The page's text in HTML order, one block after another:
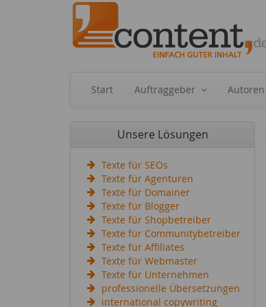
Start Auftraggeber Autoren
Unsere Lösungen
Texte für SEOs
Texte für Agenturen
Texte für Domainer
Texte für Blogger
Texte für Shopbetreiber
Texte für Communitybetreiber
Texte für Affiliates
Texte für Webmaster
Texte für Unternehmen
professionelle Übersetzungen
international copywriting